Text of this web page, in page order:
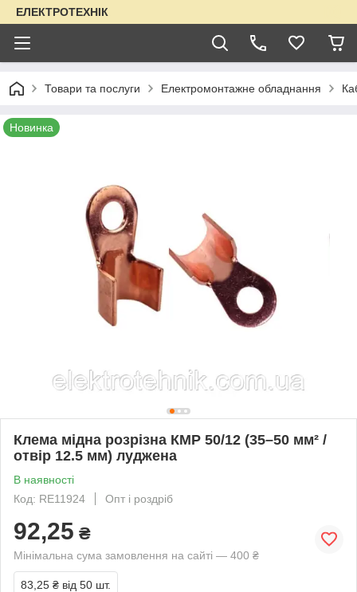
ЕЛЕКТРОТЕХНІК
Товари та послуги Електромонтажне обладнання
Новинка
Клема мідна розрізна КМР 50/12 (35–50 мм² /
отвір 12.5 мм) луджена
В наявності
Код: RE11924
Опт і роздріб
92,25 ₴
Мінімальна сума замовлення на сайті — 400 ₴
83,25 ₴ від 50 шт.